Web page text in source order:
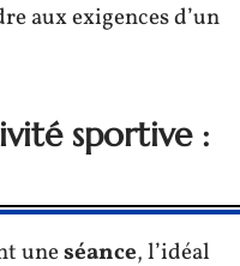
aux exigences d’un
sportive :
uneséance, l’idéal